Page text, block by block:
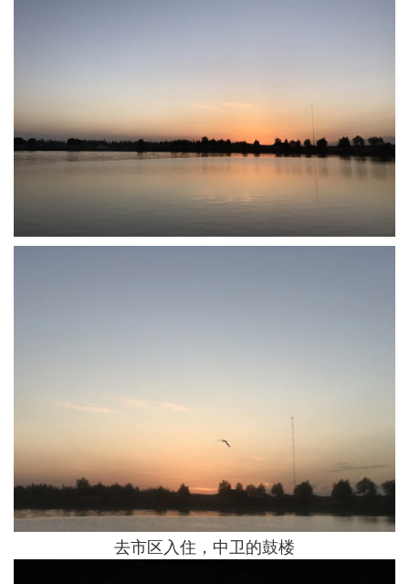
去市区入住，中卫的鼓楼